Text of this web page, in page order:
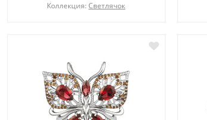
Коллекция:Светлячок